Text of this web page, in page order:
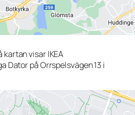
kartan visar IKEA
Dator på Orrspelsvägen 13 i